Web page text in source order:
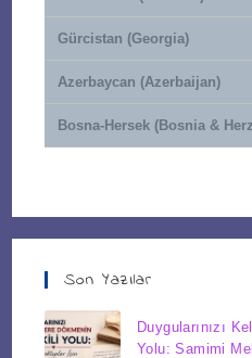
Gürcistan (Georgia)
Azerbaycan (Azerbaijan)
Bosna-Hersek (Bosnia &
Son Yazılar
Duygularınızı
Yolu: Samimi